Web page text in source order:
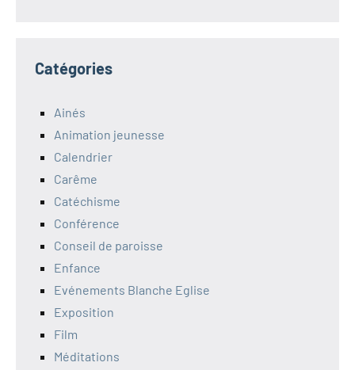
Catégories
Ainés
Animation jeunesse
Calendrier
Carême
Catéchisme
Conférence
Conseil de paroisse
Enfance
Evénements Blanche Eglise
Exposition
Film
Méditations